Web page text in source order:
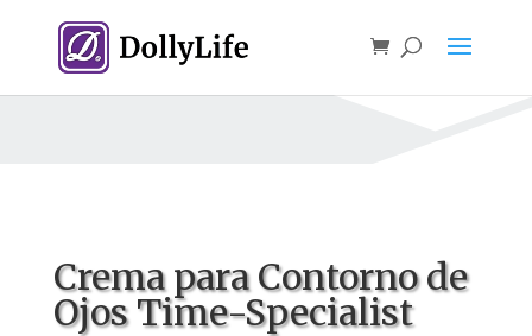
Crema para Contorno de
Ojos Time-Specialist